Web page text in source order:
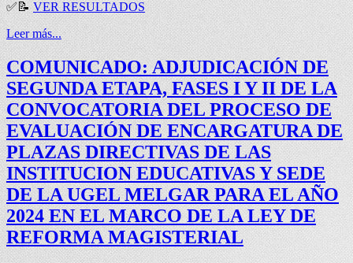
✅📝VER RESULTADOS
Leer más...
COMUNICADO: ADJUDICACIÓN DE
SEGUNDA ETAPA, FASES I Y II DE LA
CONVOCATORIA DEL PROCESO DE
EVALUACIÓN DE ENCARGATURA DE
PLAZAS DIRECTIVAS DE LAS
INSTITUCION EDUCATIVAS Y SEDE
DE LA UGEL MELGAR PARA EL AÑO
2024 EN EL MARCO DE LA LEY DE
REFORMA MAGISTERIAL